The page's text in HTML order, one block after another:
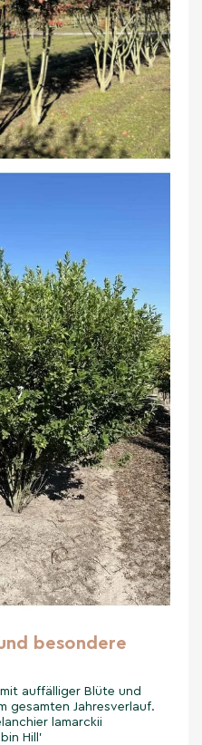
besondere
auffälliger Blüte und
gesamten Jahresverlauf.
lamarckii
Hill'